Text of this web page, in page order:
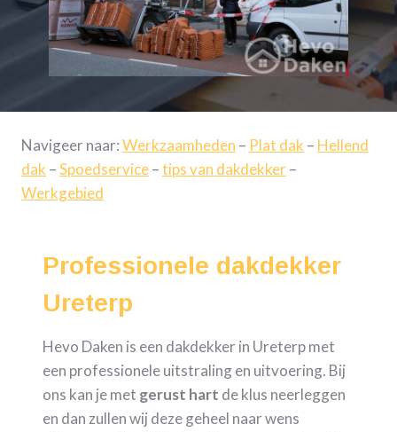
Navigeer naar:Werkzaamheden – Plat dak – Hellend
dak –Spoedservice–tips van dakdekker–
Werkgebied
Professionele dakdekker
Ureterp
Hevo Daken is een dakdekker in Ureterp met
een professionele uitstraling en uitvoering. Bij
ons kan je met gerust hart de klus neerleggen
en dan zullen wij deze geheel naar wens